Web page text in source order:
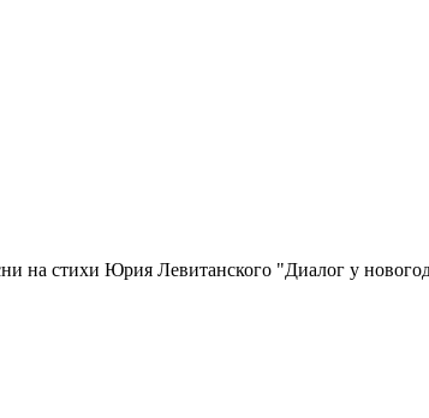
на стихи Юрия Левитанского "Диалог у